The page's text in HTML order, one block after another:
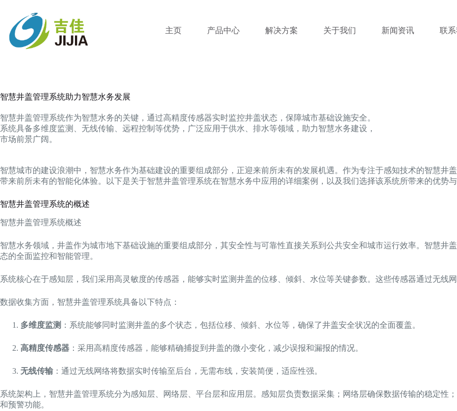
主页 产品中心 解决方案 关于我们 新闻资讯 联
智慧井盖管理系统助力智慧水务发展
智慧井盖管理系统作为智慧水务的关键，通过高精度传感器实时监控井盖状态，保障城市基础设施安全。
系统具备多维度监测、无线传输、远程控制等优势，广泛应用于供水、排水等领域，助力智慧水务建设，
市场前景广阔。
智慧城市的建设浪潮中，智慧水务作为基础建设的重要组成部分，正迎来前所未有的发展机遇。作为专注于感知技术的智慧井
带来前所未有的智能化体验。以下是关于智慧井盖管理系统在智慧水务中应用的详细案例，以及我们选择该系统所带来的优势
智慧井盖管理系统的概述
智慧井盖管理系统概述
智慧水务领域，井盖作为城市地下基础设施的重要组成部分，其安全性与可靠性直接关系到公共安全和城市运行效率。智慧井
态的全面监控和智能管理。
系统核心在于感知层，我们采用高灵敏度的传感器，能够实时监测井盖的位移、倾斜、水位等关键参数。这些传感器通过无线
数据收集方面，智慧井盖管理系统具备以下特点：
多维度监测 ：系统能够同时监测井盖的多个状态，包括位移、倾斜、水位等，确保了井盖安全状况的全面覆盖。
高精度传感器 ：采用高精度传感器，能够精确捕捉到井盖的微小变化，减少误报和漏报的情况。
无线传输 ：通过无线网络将数据实时传输至后台，无需布线，安装简便，适应性强。
系统架构上，智慧井盖管理系统分为感知层、网络层、平台层和应用层。感知层负责数据采集；网络层确保数据传输的稳定性
和预警功能。